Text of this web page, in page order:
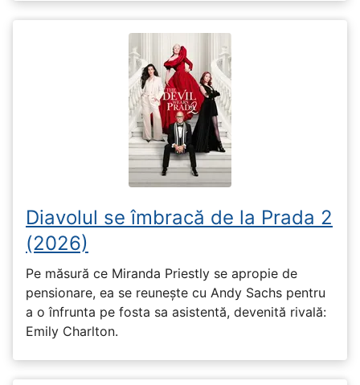
Diavolul se îmbracă de la Prada 2
(2026)
Pe măsură ce Miranda Priestly se apropie de
pensionare, ea se reunește cu Andy Sachs pentru
a o înfrunta pe fosta sa asistentă, devenită rivală:
Emily Charlton.